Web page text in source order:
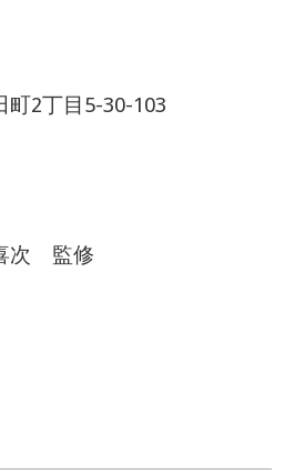
町2丁目5-30-103
次 監修